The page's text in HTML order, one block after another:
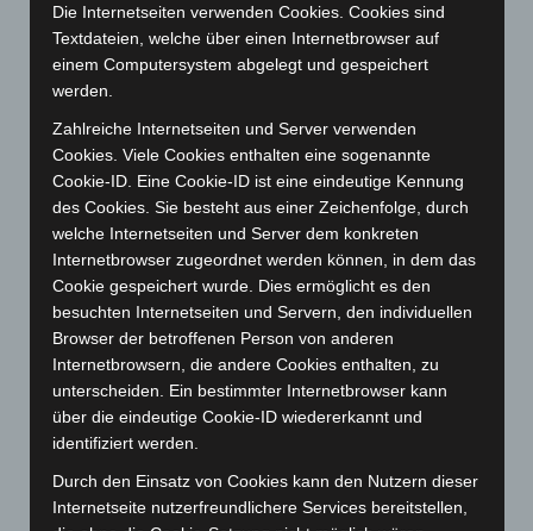
Juni 2025
(103)
Mai 2025(112)
April 2025
März 2025(111)
Februar 2025(96)
Januar 2025(88)
Dezember 2024(89)
November 2024 (94)
Oktober 2024(93)
September 2024(112)
August 2024(107)
Juli 2024(89)
Juni 2024(107)
Mai 2024(149)
Die Internetseiten verwenden Cookies. Cookies sind
Textdateien, welche über einen Internetbrowser auf
einem Computersystem abgelegt und gespeichert
werden.
Zahlreiche Internetseiten und Server verwenden
Cookies. Viele Cookies enthalten eine sogenannte
Cookie-ID. Eine Cookie-ID ist eine eindeutige Kennung
des Cookies. Sie besteht aus einer Zeichenfolge, durch
welche Internetseiten und Server dem konkreten
Internetbrowser zugeordnet werden können, in dem das
Cookie gespeichert wurde. Dies ermöglicht es den
besuchten Internetseiten und Servern, den individuellen
Browser der betroffenen Person von anderen
Internetbrowsern, die andere Cookies enthalten, zu
unterscheiden. Ein bestimmter Internetbrowser kann
über die eindeutige Cookie-ID wiedererkannt und
identifiziert werden.
Durch den Einsatz von Cookies kann den Nutzern dieser
Internetseite nutzerfreundlichere Services bereitstellen,